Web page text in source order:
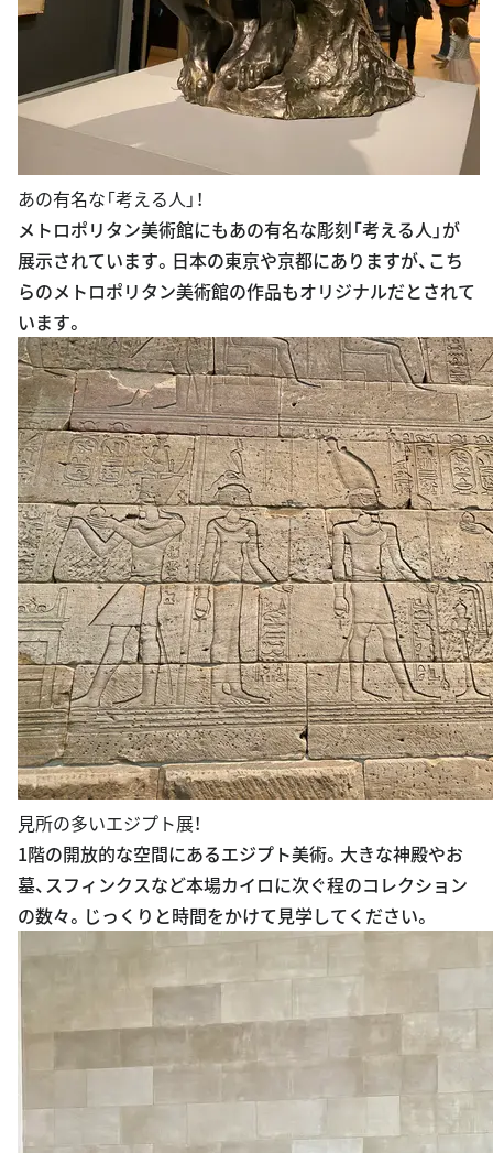
あの有名な「考える人」！
メトロポリタン美術館にもあの有名な彫刻「考える人」が
展示されています。日本の東京や京都にありますが、こち
らのメトロポリタン美術館の作品もオリジナルだとされて
います。
見所の多いエジプト展！
1階の開放的な空間にあるエジプト美術。大きな神殿やお
墓、スフィンクスなど本場カイロに次ぐ程のコレクション
の数々。じっくりと時間をかけて見学してください。